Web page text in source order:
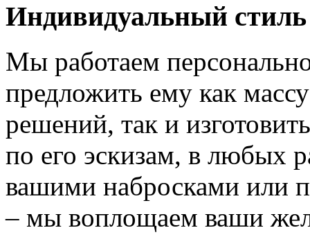
Индивидуальный стиль
Мы работаем
предложить ему как
решений, так и
по его эскизам, в любых
вашими набросками или
– мы воплощаем ваши